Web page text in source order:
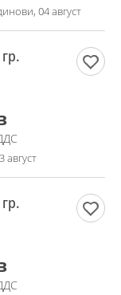
04 август
август